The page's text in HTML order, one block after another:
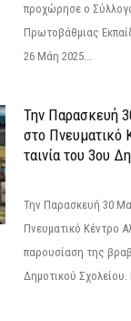
προχώρησε ο
Πρωτοβάθμιας
26 Μάη 2025...
Την Παρασκευή
στο Πνευματικό
ταινία του 3ου
Την Παρασκευή 30
Πνευματικό Κέντρο
παρουσίαση της
Δημοτικού Σχολείου.